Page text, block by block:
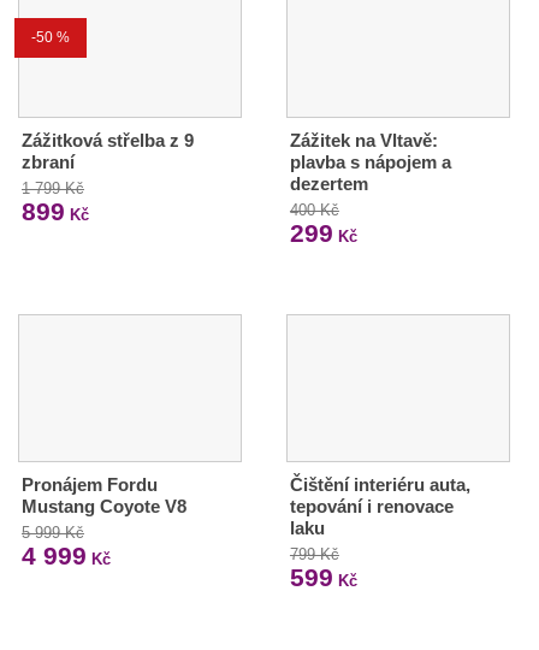
-50 %
Zážitková střelba z 9
zbraní
1 799 Kč
899 Kč
Zážitek na Vltavě:
plavba s nápojem a
dezertem
400 Kč
299 Kč
Pronájem Fordu
Mustang Coyote V8
5 999 Kč
4 999 Kč
Čištění interiéru auta,
tepování i renovace
laku
799 Kč
599 Kč